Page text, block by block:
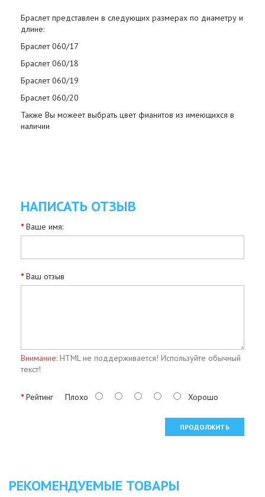
Браслет представлен в следующих размерах по диаметру и
длине:
Браслет 060/17
Браслет 060/18
Браслет 060/19
Браслет 060/20
Также Вы можеет выбрать цвет фианитов из имеющихся в
наличии
НАПИСАТЬ ОТЗЫВ
Ваше имя:
Ваш отзыв
Внимание: HTML не поддерживается! Используйте обычный
текст!
Рейтинг Плохо Хорошо
ПРОДОЛЖИТЬ
РЕКОМЕНДУЕМЫЕ ТОВАРЫ